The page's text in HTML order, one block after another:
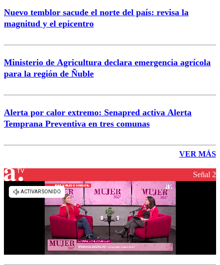
Nuevo temblor sacude el norte del país: revisa la
magnitud y el epicentro
Ministerio de Agricultura declara emergencia agrícola
para la región de Ñuble
Alerta por calor extremo: Senapred activa Alerta
Temprana Preventiva en tres comunas
VER MÁS
Señal 2